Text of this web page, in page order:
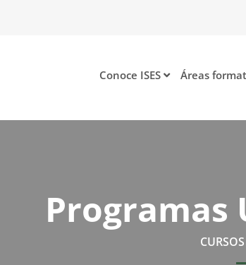
Conoce ISES Áreas